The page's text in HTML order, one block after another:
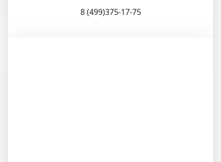
8 (499)375-17-75